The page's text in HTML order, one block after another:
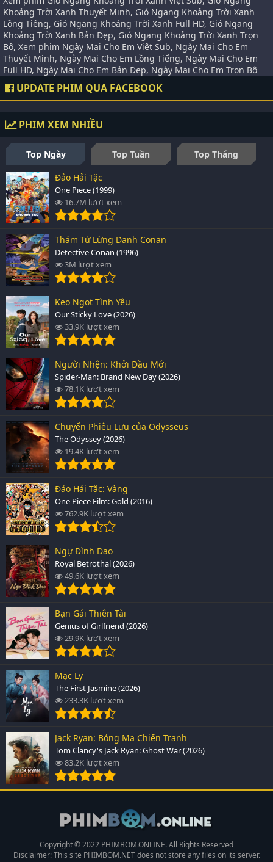
Khoảng Trời Xanh Thuyết Minh, Gió Ngang Khoảng Trời Xanh
Lồng Tiếng, Gió Ngang Khoảng Trời Xanh Full HD, Gió Ngang
Khoảng Trời Xanh Bản Đẹp, Gió Ngang Khoảng Trời Xanh Trọn
Bộ, Xem phim Ngày Mai Cho Em Việt Sub, Ngày Mai Cho Em
Thuyết Minh, Ngày Mai Cho Em Lồng Tiếng, Ngày Mai Cho Em
Full HD, Ngày Mai Cho Em Bản Đẹp, Ngày Mai Cho Em Trọn Bộ
UPDATE PHIM QUA FACEBOOK
PHIM XEM NHIỀU
Top Ngày Top Tuần
Top Tháng
Đảo Hải Tặc
One Piece (1999)
16.7M lượt xem
Thám Tử Lừng Danh Conan
Detective Conan (1996)
3M lượt xem
Kẹo Ngọt Tình Yêu
Our Sticky Love (2026)
33.9K lượt xem
Người Nhện: Khởi Đầu Mới
Spider-Man: Brand New Day (2026)
78.1K lượt xem
Chuyến Phiêu Lưu của Odysseus
The Odyssey (2026)
19.4K lượt xem
Đảo Hải Tặc: Vàng
One Piece Film: Gold (2016)
762.9K lượt xem
Ngự Đình Dao
Royal Betrothal (2026)
49.6K lượt xem
Bạn Gái Thiên Tài
Genius of Girlfriend (2026)
29.9K lượt xem
Mạc Ly
The First Jasmine (2026)
233.3K lượt xem
Jack Ryan: Bóng Ma Chiến Tranh
Tom Clancy's Jack Ryan: Ghost War (2026)
83.2K lượt xem
Copyright © 2022 PHIMBOM.ONLINE. All Rights Reserved
Disclaimer: This site PHIMBOM.NETdoes not store any files on its server.